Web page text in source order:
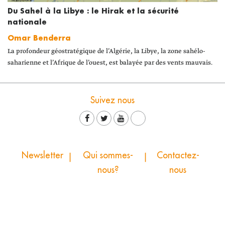
Du Sahel à la Libye : le Hirak et la sécurité
nationale
Omar Benderra
La profondeur géostratégique de l’Algérie, la Libye, la zone sahélo-
saharienne et l’Afrique de l’ouest, est balayée par des vents mauvais.
Suivez nous
Newsletter
Qui sommes-
nous?
Contactez-
nous